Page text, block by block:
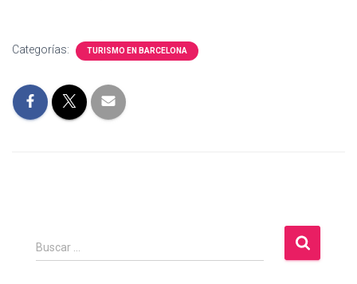
Categorías: TURISMO EN BARCELONA
B
u
Buscar …